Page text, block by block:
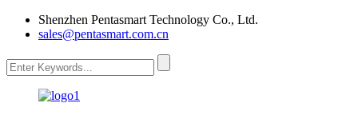
Shenzhen Pentasmart Technology Co., Ltd.
sales@pentasmart.com.cn